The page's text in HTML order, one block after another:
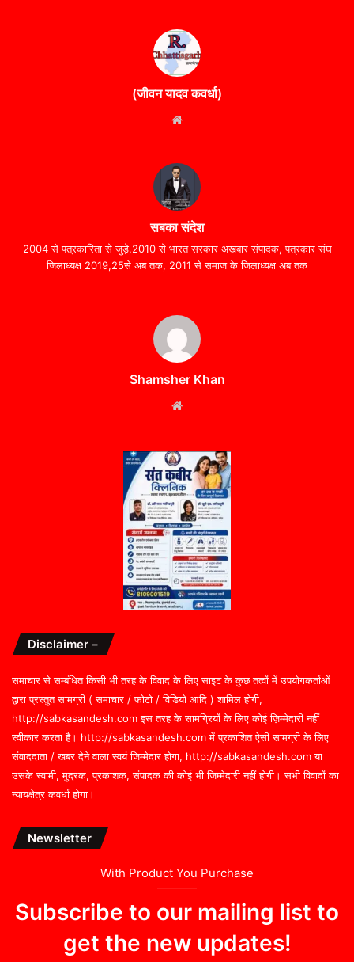
(जीवन यादव कवर्धा)
सबका संदेश
2004 से पत्रकारिता से जुड़े,2010 से भारत सरकार अखबार संपादक, पत्रकार संघ
जिलाध्यक्ष 2019,25से अब तक, 2011 से समाज के जिलाध्यक्ष अब तक
Shamsher Khan
Disclaimer –
समाचार से सम्बंधित किसी भी तरह के विवाद के लिए साइट के कुछ तत्वों में उपयोगकर्ताओं
द्वारा प्रस्तुत सामग्री ( समाचार / फोटो / विडियो आदि ) शामिल होगी,
http://sabkasandesh.com इस तरह के सामग्रियों के लिए कोई ज़िम्मेदारी नहीं
स्वीकार करता है। http://sabkasandesh.com में प्रकाशित ऐसी सामग्री के लिए
संवाददाता / खबर देने वाला स्वयं जिम्मेदार होगा, http://sabkasandesh.com या
उसके स्वामी, मुद्रक, प्रकाशक, संपादक की कोई भी जिम्मेदारी नहीं होगी। सभी विवादों का
न्यायक्षेत्र कवर्धा होगा।
Newsletter
With Product You Purchase
Subscribe to our mailing list to
get the new updates!